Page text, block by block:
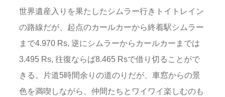
世界遺産入りを果たしたシムラー行きトイトレイン
の路線だが、起点のカールカーから終着駅シムラー
まで4.970 Rs, 逆にシムラーからカールカーまでは
3.495 Rs, 往復ならば8.465 Rsで借り切ることがで
きる。片道5時間余りの道のりだが、車窓からの景
色を満喫しながら、仲間たちとワイワイ楽しむのも